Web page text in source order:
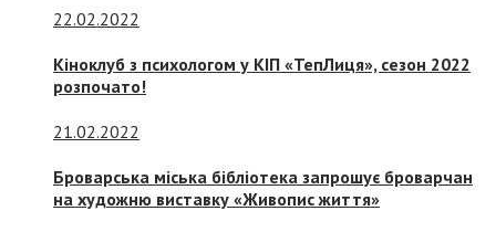
22.02.2022
Кіноклуб з психологом у КІП «ТепЛиця», сезон 2022
розпочато!
21.02.2022
Броварська міська бібліотека запрошує броварчан
на художню виставку «Живопис життя»